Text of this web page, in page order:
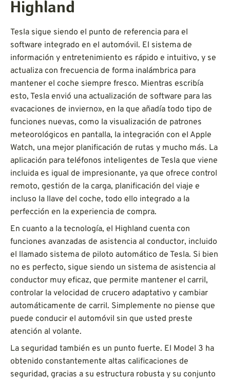
Highland
Tesla sigue siendo el punto de referencia para el
software integrado en el automóvil. El sistema de
información y entretenimiento es rápido e intuitivo, y se
actualiza con frecuencia de forma inalámbrica para
mantener el coche siempre fresco. Mientras escribía
esto, Tesla envió una actualización de software para las
«vacaciones de invierno», en la que añadía todo tipo de
funciones nuevas, como la visualización de patrones
meteorológicos en pantalla, la integración con el Apple
Watch, una mejor planificación de rutas y mucho más. La
aplicación para teléfonos inteligentes de Tesla que viene
incluida es igual de impresionante, ya que ofrece control
remoto, gestión de la carga, planificación del viaje e
incluso la llave del coche, todo ello integrado a la
perfección en la experiencia de compra.
En cuanto a la tecnología, el Highland cuenta con
funciones avanzadas de asistencia al conductor, incluido
el llamado sistema de piloto automático de Tesla. Si bien
no es perfecto, sigue siendo un sistema de asistencia al
conductor muy eficaz, que permite mantener el carril,
controlar la velocidad de crucero adaptativo y cambiar
automáticamente de carril. Simplemente no piense que
puede conducir el automóvil sin que usted preste
atención al volante.
La seguridad también es un punto fuerte. El Model 3 ha
obtenido constantemente altas calificaciones de
seguridad, gracias a su estructura robusta y su conjunto